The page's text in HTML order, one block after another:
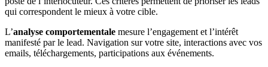
qui correspondent le mieux à votre cible.
L’analyse comportementale mesure l’engagement et l’intérêt
manifesté par le lead. Navigation sur votre site, interactions avec vos
emails, téléchargements, participations aux événements.